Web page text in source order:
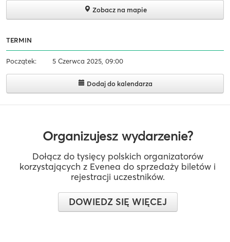
Zobacz na mapie
TERMIN
Początek: 5 Czerwca 2025, 09:00
Dodaj do kalendarza
Organizujesz wydarzenie?
Dołącz do tysięcy polskich organizatorów
korzystających z Evenea do sprzedaży biletów i
rejestracji uczestników.
DOWIEDZ SIĘ WIĘCEJ